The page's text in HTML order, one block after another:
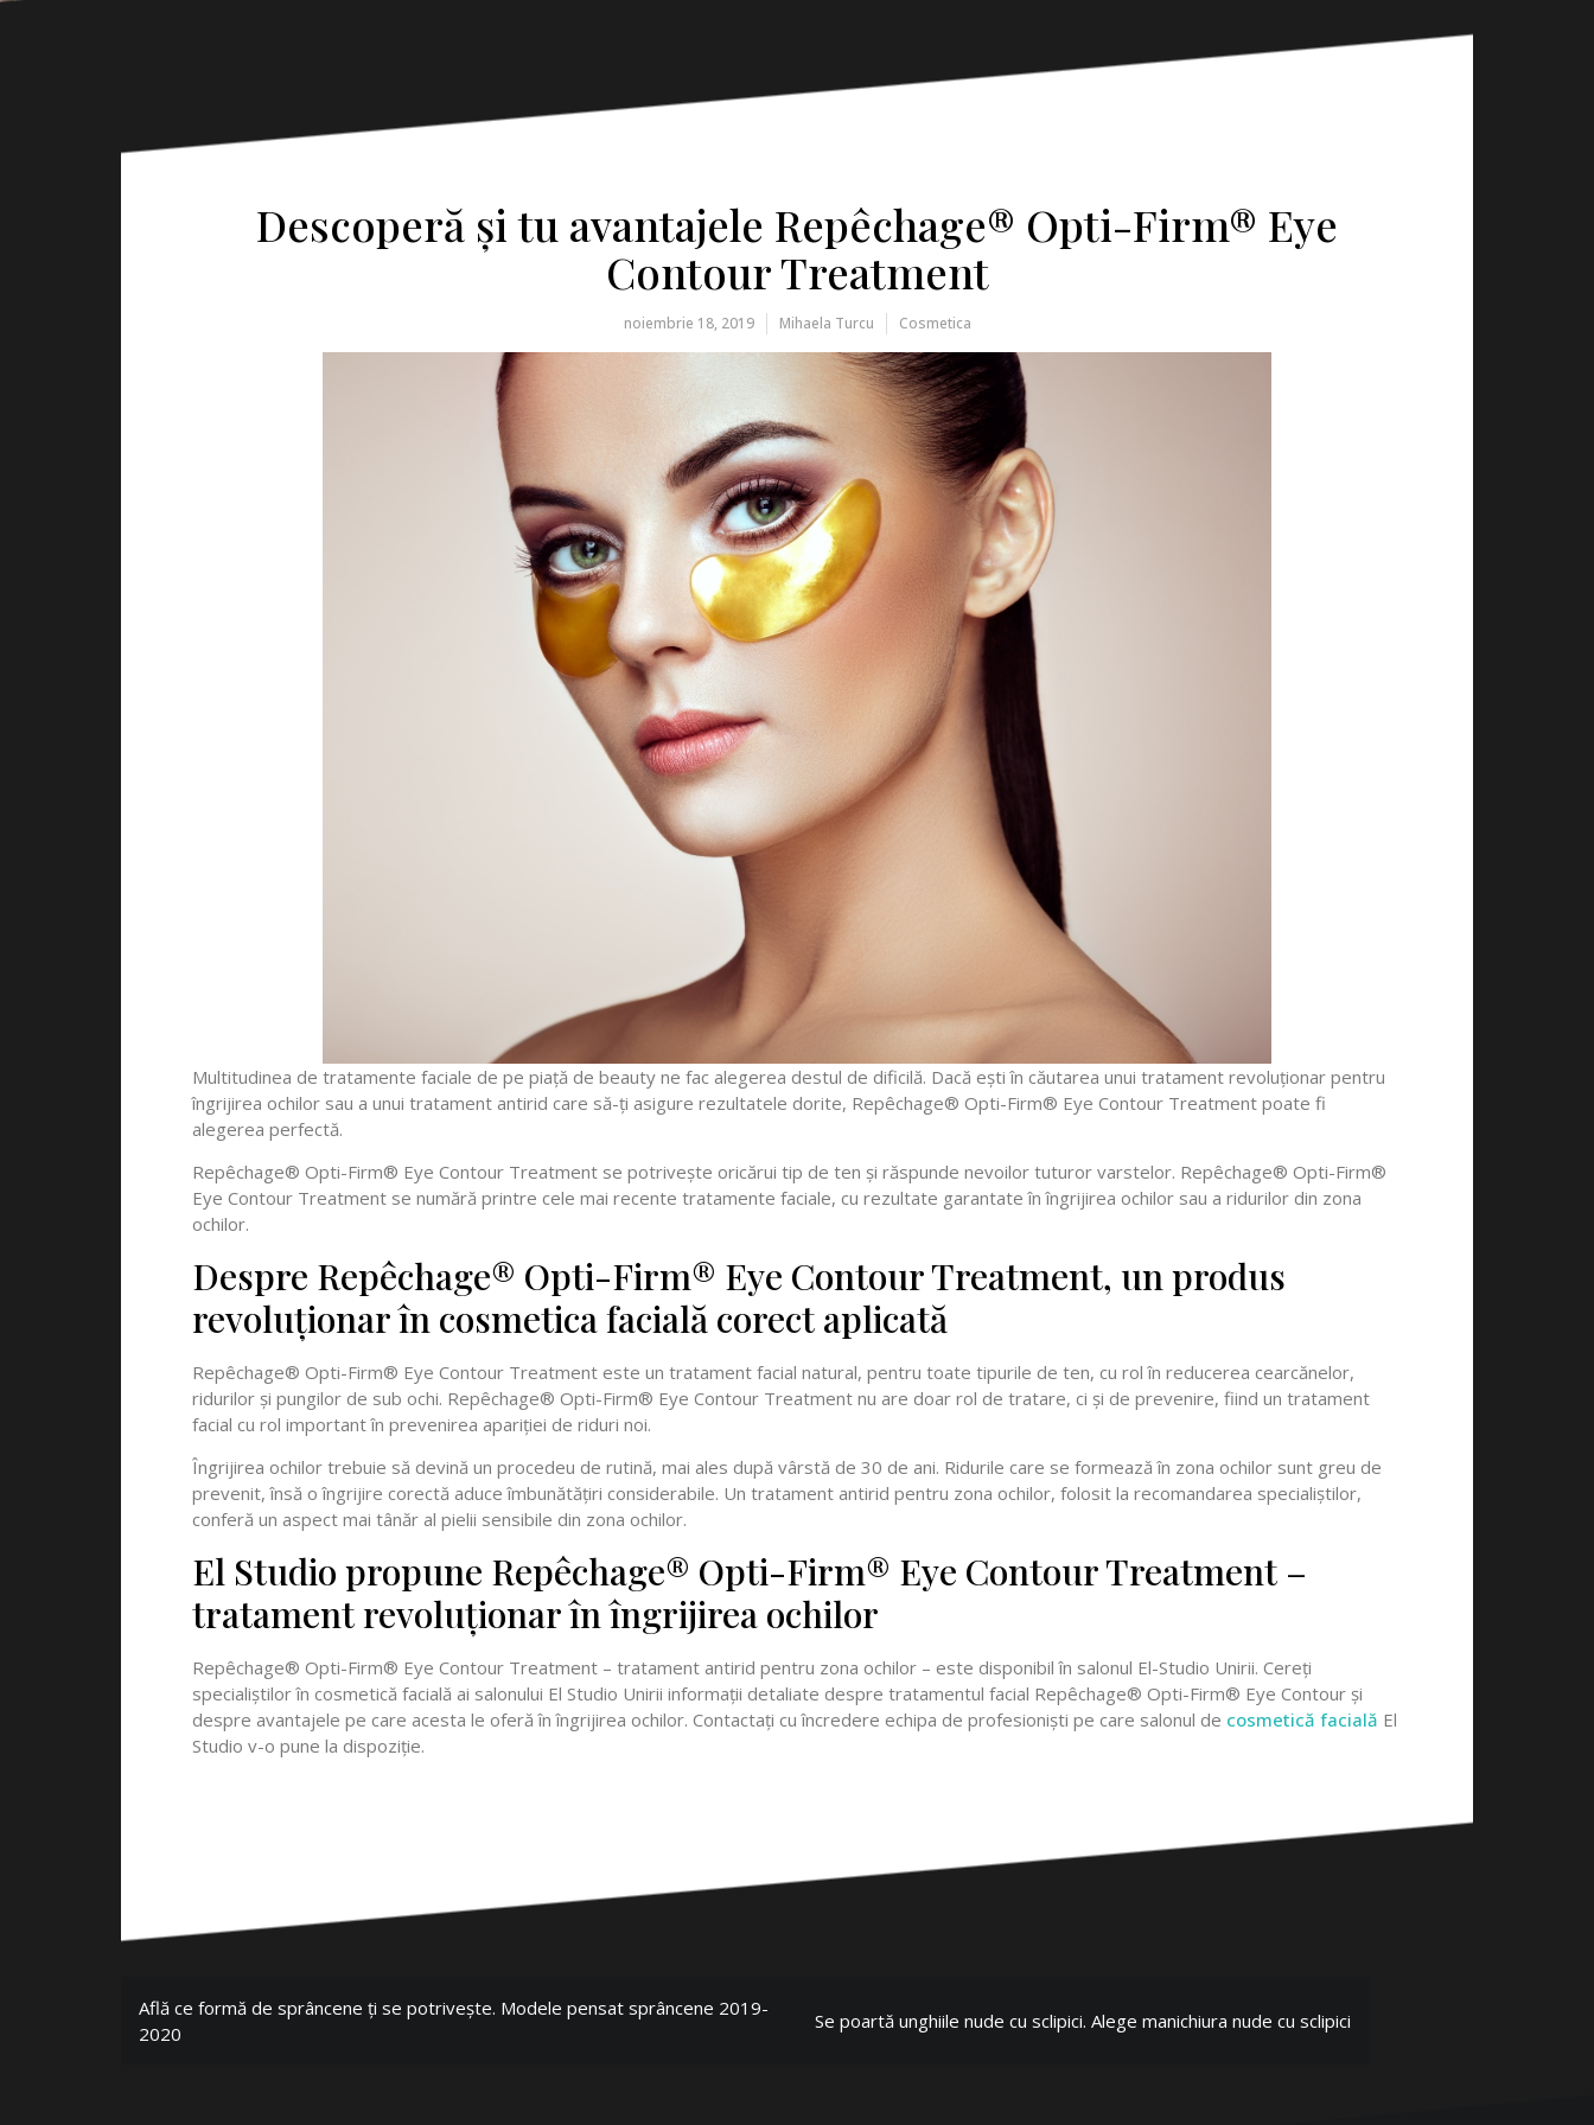
Descoperă și tu avantajele Repêchage® Opti-Firm® Eye
Contour Treatment
noiembrie 18, 2019 Mihaela Turcu Cosmetica
Multitudinea de tratamente faciale de pe piață de beauty ne fac alegerea destul de dificilă. Dacă ești în căutarea unui tratament revoluționar pentru
îngrijirea ochilor sau a unui tratament antirid care să-ți asigure rezultatele dorite, Repêchage® Opti-Firm® Eye Contour Treatment poate fi
alegerea perfectă.
Repêchage® Opti-Firm® Eye Contour Treatment se potrivește oricărui tip de ten și răspunde nevoilor tuturor varstelor. Repêchage® Opti-Firm®
Eye Contour Treatment se numără printre cele mai recente tratamente faciale, cu rezultate garantate în îngrijirea ochilor sau a ridurilor din zona
ochilor.
Despre Repêchage® Opti-Firm® Eye Contour Treatment, un produs
revoluționar în cosmetica facială corect aplicată
Repêchage® Opti-Firm® Eye Contour Treatment este un tratament facial natural, pentru toate tipurile de ten, cu rol în reducerea cearcănelor,
ridurilor și pungilor de sub ochi. Repêchage® Opti-Firm® Eye Contour Treatment nu are doar rol de tratare, ci și de prevenire, fiind un tratament
facial cu rol important în prevenirea apariției de riduri noi.
Îngrijirea ochilor trebuie să devină un procedeu de rutină, mai ales după vârstă de 30 de ani. Ridurile care se formează în zona ochilor sunt greu de
prevenit, însă o îngrijire corectă aduce îmbunătățiri considerabile. Un tratament antirid pentru zona ochilor, folosit la recomandarea specialiștilor,
conferă un aspect mai tânăr al pielii sensibile din zona ochilor.
El Studio propune Repêchage® Opti-Firm® Eye Contour Treatment –
tratament revoluționar în îngrijirea ochilor
Repêchage® Opti-Firm® Eye Contour Treatment – tratament antirid pentru zona ochilor – este disponibil în salonul El-Studio Unirii. Cereți
specialiștilor în cosmetică facială ai salonului El Studio Unirii informații detaliate despre tratamentul facial Repêchage® Opti-Firm® Eye Contour și
despre avantajele pe care acesta le oferă în îngrijirea ochilor. Contactați cu încredere echipa de profesioniști pe care salonul de cosmetică facială El
Studio v-o pune la dispoziție.
Află ce formă de sprâncene ți se potrivește. Modele pensat sprâncene 2019-
2020
Se poartă unghiile nude cu sclipici. Alege manichiura nude cu sclipici